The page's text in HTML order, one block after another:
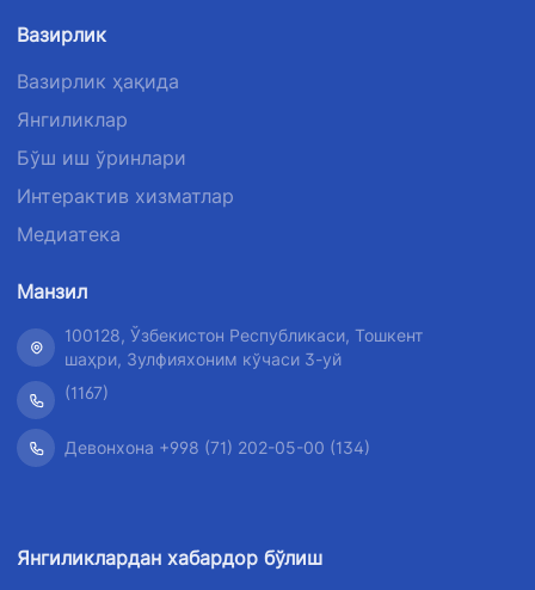
Вазирлик
Вазирлик ҳақида
Янгиликлар
Бўш иш ўринлари
Интерактив хизматлар
Медиатека
Манзил
100128, Ўзбекистон Республикаси, Тошкент
шаҳри, Зулфияхоним кўчаси 3-уй
(1167)
Девонхона +998 (71) 202-05-00 (134)
Янгиликлардан хабардор бўлиш